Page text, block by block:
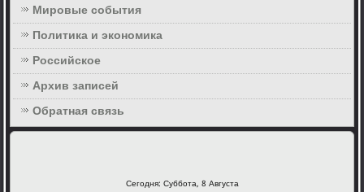
Мировые события
Политика и экономика
Российское
Архив записей
Обратная связь
Сегодня: Суббота, 8 Августа